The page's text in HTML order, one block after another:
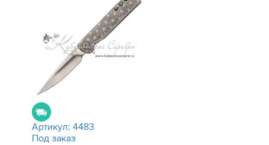
Артикул: 4483
Под заказ